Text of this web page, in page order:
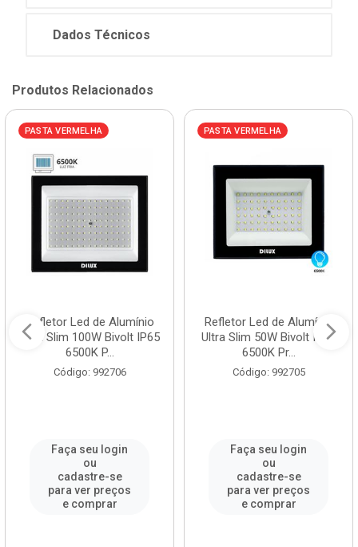
Dados Técnicos
Produtos Relacionados
PASTA VERMELHA
Refletor Led de Alumínio
Ultra Slim 100W Bivolt IP65
6500K P...
Código: 992706
Faça seu login
ou
cadastre-se
para ver preços
e comprar
PASTA VERMELHA
Refletor Led de Alumínio
Ultra Slim 50W Bivolt IP65
6500K Pr...
Código: 992705
Faça seu login
ou
cadastre-se
para ver preços
e comprar